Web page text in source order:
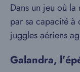
Dans un jeu où
par sa capacité à
juggles aériens
Galandra,